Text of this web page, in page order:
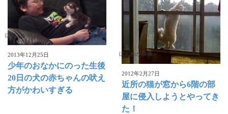
ほんわか映像
2013年12月25日
少年のおなかにのった生後
20日の犬の赤ちゃんの吠え
方がかわいすぎる
ほんわか映像
2012年2月27日
近所の猫が窓から6階の部
屋に侵入しようとやってき
た！